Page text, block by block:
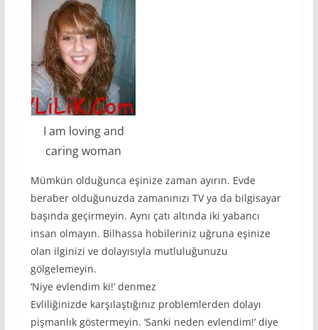
I am loving and
caring woman
Mümkün olduğunca eşinize zaman ayırın. Evde
beraber olduğunuzda zamanınızı TV ya da bilgisayar
başında geçirmeyin. Aynı çatı altında iki yabancı
insan olmayın. Bilhassa hobileriniz uğruna eşinize
olan ilginizi ve dolayısıyla mutluluğunuzu
gölgelemeyin.
‘Niye evlendim ki!’ denmez
Evliliğinizde karşılaştığınız problemlerden dolayı
pişmanlık göstermeyin. ‘Sanki neden evlendim!’ diye